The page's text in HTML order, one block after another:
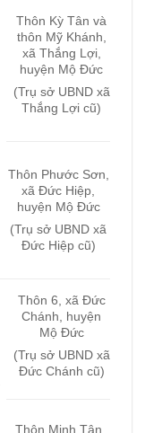
Thôn Kỳ Tân và
thôn Mỹ Khánh,
xã Thắng Lợi,
huyện Mộ Đức
(Trụ sở UBND xã
Thắng Lợi cũ)
Thôn Phước Sơn,
xã Đức Hiệp,
huyện Mộ Đức
(Trụ sở UBND xã
Đức Hiệp cũ)
Thôn 6, xã Đức
Chánh, huyện
Mộ Đức
(Trụ sở UBND xã
Đức Chánh cũ)
Thôn Minh Tân